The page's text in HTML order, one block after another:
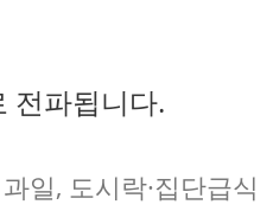
전파됩니다.
일, 도시락·집단급식